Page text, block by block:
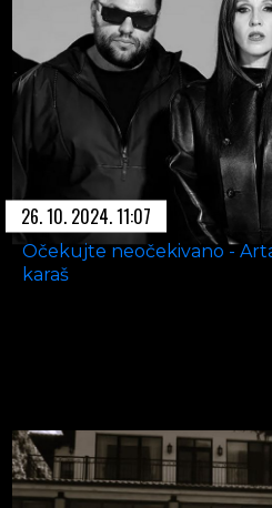
26. 10. 2024. 11:07
Očekujte neočekivano -
karaš